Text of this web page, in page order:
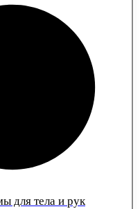
для тела и рук